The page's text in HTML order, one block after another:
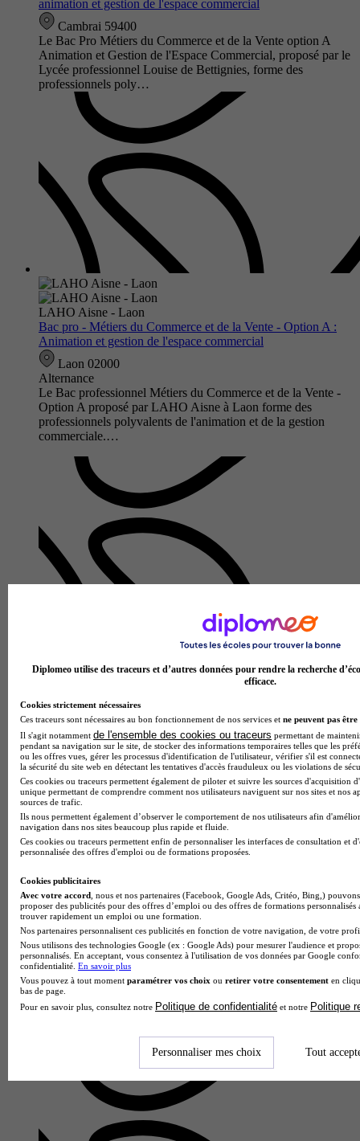
animation et gestion de l'espace commercial
Cambrai 59400
Le Bac Pro Métiers du Commerce et de la Vente option A
Animation et Gestion de l'Espace Commercial, proposé par le
Lycée professionnel Louise de Bettignies, forme des
professionnels poly…
LAHO Aisne - Laon
Bac pro - Métiers du Commerce et de la Vente - Option A :
Animation et gestion de l'espace commercial
Laon 02000
Alternance
Le Bac professionnel Métiers du Commerce et de la Vente -
Option A proposé par LAHO Aisne à Laon forme des
professionnels polyvalents de l'animation et de la gestion
commerciale.…
Lycée professionnel Julie Daubié
Bac pro - Métiers de l'accueil
Le Bac Pro Métiers de l'Accueil proposé par le Lycée
professionnel Julie Daubié forme des professionnels
polyvalents capables de gérer l'accueil physique et
téléphonique en entreprise. A…
Lycée professionnel Arthur Rimbaud
Bac pro - Métiers du commerce et de la vente option A
animation et gestion de l'espace commercial
Ribécourt-Dreslincourt 60170
Le Bac pro métiers du commerce et de la vente option A
Lycée professionnel Arthur Rimbaud forme des
professionnels polyvalents…
Diplomeo utilise des traceurs et d’autres données pour rendre la recherche
efficace.
Cookies strictement nécessaires
Ces traceurs sont nécessaires au bon fonctionnement de nos services et ne peuvent pas être
Il s'agit notamment de l'ensemble des cookies ou traceurs permettant de
pendant sa navigation sur le site, de stocker des informations temporaires telles que les
ou les offres vues, gérer les processus d'identification de l'utilisateur, vérifier s'il est
la sécurité du site web en détectant les tentatives d'accès frauduleux ou les violations de
Ces cookies ou traceurs permettent également de piloter et suivre les sources d'acquisition
unique permettant de comprendre comment nos utilisateurs naviguent sur nos sites et nos
sources de trafic.
Ils nous permettent également d’observer le comportement de nos utilisateurs afin
navigation dans nos sites beaucoup plus rapide et fluide.
Ces cookies ou traceurs permettent enfin de personnaliser les interfaces de consultation et
personnalisée des offres d'emploi ou de formations proposées.
Cookies publicitaires
Avec votre accord , nous et nos partenaires (Facebook, Google Ads, Critéo, Bing,)
proposer des publicités pour des offres d’emploi ou des offres de formations
trouver rapidement un emploi ou une formation.
Nos partenaires personnalisent ces publicités en fonction de votre navigation, de votre
Nous utilisons des technologies Google (ex : Google Ads) pour mesurer l'audience et
personnalisés. En acceptant, vous consentez à l'utilisation de vos données par Google
confidentialité. En savoir plus
Vous pouvez à tout moment paramétrer vos choix ou retirer votre consentement en
bas de page.
Pour en savoir plus, consultez notre Politique de confidentialité et notre Politique
Personnaliser mes choix Tout